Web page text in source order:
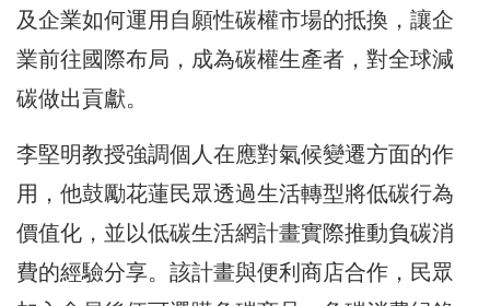
及企業如何運用自願性碳權市場的抵換，讓企
業前往國際布局，成為碳權生產者，對全球減
碳做出貢獻。
李堅明教授強調個人在應對氣候變遷方面的作
用，他鼓勵花蓮民眾透過生活轉型將低碳行為
價值化，並以低碳生活網計畫實際推動負碳消
費的經驗分享。該計畫與便利商店合作，民眾